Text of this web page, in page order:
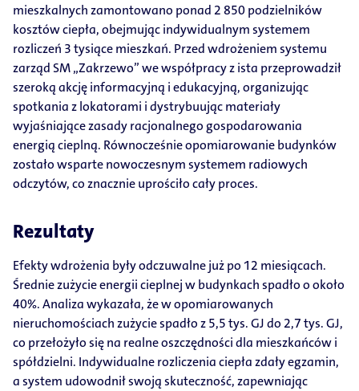
mieszkalnych zamontowano ponad 2 850 podzielników
kosztów ciepła, obejmując indywidualnym systemem
rozliczeń 3 tysiące mieszkań. Przed wdrożeniem systemu
zarząd SM „Zakrzewo” we współpracy z ista przeprowadził
szeroką akcję informacyjną i edukacyjną, organizując
spotkania z lokatorami i dystrybuując materiały
wyjaśniające zasady racjonalnego gospodarowania
energią cieplną. Równocześnie opomiarowanie budynków
zostało wsparte nowoczesnym systemem radiowych
odczytów, co znacznie uprościło cały proces.
Rezultaty
Efekty wdrożenia były odczuwalne już po 12 miesiącach.
Średnie zużycie energii cieplnej w budynkach spadło o około
40%. Analiza wykazała, że w opomiarowanych
nieruchomościach zużycie spadło z 5,5 tys. GJ do 2,7 tys. GJ,
co przełożyło się na realne oszczędności dla mieszkańców i
spółdzielni. Indywidualne rozliczenia ciepła zdały egzamin,
a system udowodnił swoją skuteczność, zapewniając